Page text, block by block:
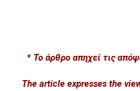
* Το άρθρο απηχεί τις
The article expresses the